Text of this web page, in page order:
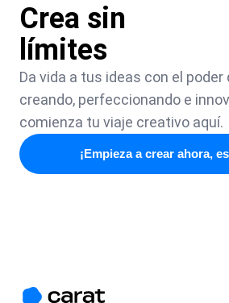
Crea sin
límites
Da vida a tus ideas con el poder
creando, perfeccionando e
comienza tu viaje creativo aquí.
¡Empieza a crear ahora,